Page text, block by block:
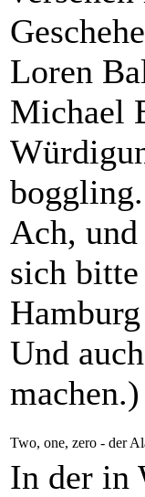
Loren
Michael
boggling.
Ach,
sich
Und
machen.)
Two, one, zero - der
In der in